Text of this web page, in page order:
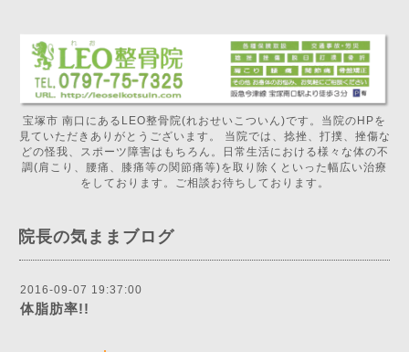
宝塚市 南口にあるLEO整骨院(れおせいこついん)です。当院のHPを
見ていただきありがとうございます。 当院では、捻挫、打撲、挫傷な
どの怪我、スポーツ障害はもちろん。日常生活における様々な体の不
調(肩こり、腰痛、膝痛等の関節痛等)を取り除くといった幅広い治療
をしております。ご相談お待ちしております。
院長の気ままブログ
2016-09-07 19:37:00
体脂肪率!!